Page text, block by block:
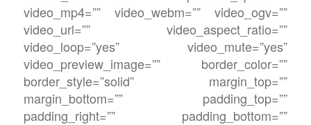
video_mp4=”” video_webm=”” video_ogv=””
video_url=”” video_aspect_ratio=””
video_loop=”yes” video_mute=”yes”
video_preview_image=”” border_color=””
border_style=”solid” margin_top=””
margin_bottom=”” padding_top=””
padding_right=”” padding_bottom=””